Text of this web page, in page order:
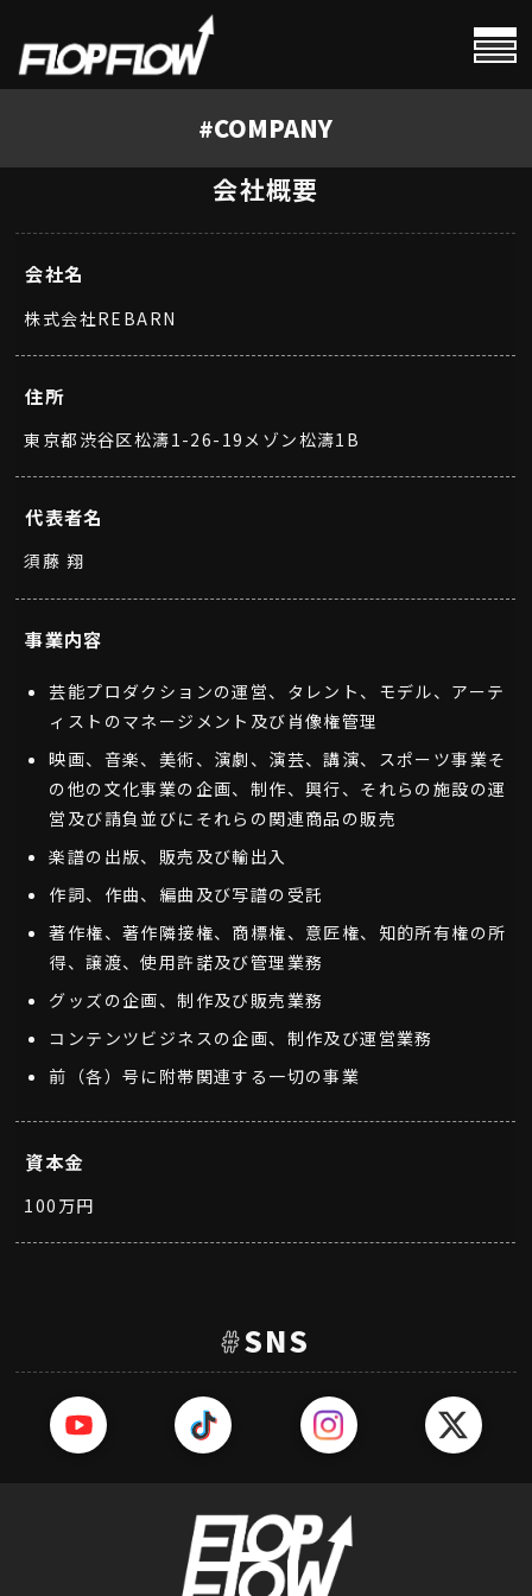
#HOME
#PROFILE
#CALENDAR
#COMPANY
会社概要
会社名
株式会社REBARN
住所
東京都渋谷区松濤1-26-19メゾン松濤1B
代表者名
須藤 翔
事業内容
芸能プロダクションの運営、タレント、モデル、アーテ
ィストのマネージメント及び肖像権管理
映画、音楽、美術、演劇、演芸、講演、スポーツ事業そ
の他の文化事業の企画、制作、興行、それらの施設の運
営及び請負並びにそれらの関連商品の販売
楽譜の出版、販売及び輸出入
作詞、作曲、編曲及び写譜の受託
著作権、著作隣接権、商標権、意匠権、知的所有権の所
得、譲渡、使用許諾及び管理業務
グッズの企画、制作及び販売業務
コンテンツビジネスの企画、制作及び運営業務
前（各）号に附帯関連する一切の事業
資本金
100万円
#SNS